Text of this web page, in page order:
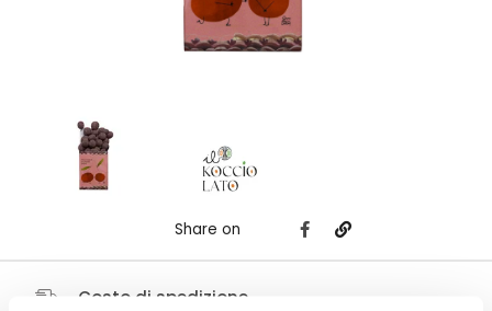
Share on
Costo di spedizione